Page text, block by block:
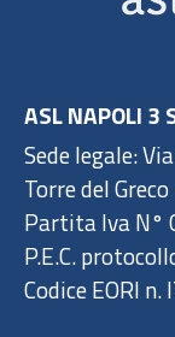
ASL NAPOLI 3
Sede legale:
Torre del
Partita Iva N°
P.E.C.
Codice EORI